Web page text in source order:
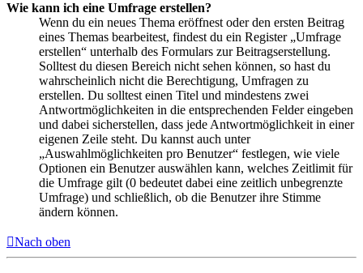
Wie kann ich eine Umfrage erstellen?
Wenn du ein neues Thema eröffnest oder den ersten Beitrag
eines Themas bearbeitest, findest du ein Register „Umfrage
erstellen“ unterhalb des Formulars zur Beitragserstellung.
Solltest du diesen Bereich nicht sehen können, so hast du
wahrscheinlich nicht die Berechtigung, Umfragen zu
erstellen. Du solltest einen Titel und mindestens zwei
Antwortmöglichkeiten in die entsprechenden Felder eingeben
und dabei sicherstellen, dass jede Antwortmöglichkeit in einer
eigenen Zeile steht. Du kannst auch unter
„Auswahlmöglichkeiten pro Benutzer“ festlegen, wie viele
Optionen ein Benutzer auswählen kann, welches Zeitlimit für
die Umfrage gilt (0 bedeutet dabei eine zeitlich unbegrenzte
Umfrage) und schließlich, ob die Benutzer ihre Stimme
ändern können.
Nach oben